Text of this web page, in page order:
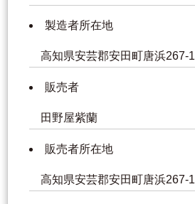
製造者所在地
高知県安芸郡安田町唐浜267-1
販売者
田野屋紫蘭
販売者所在地
高知県安芸郡安田町唐浜267-1